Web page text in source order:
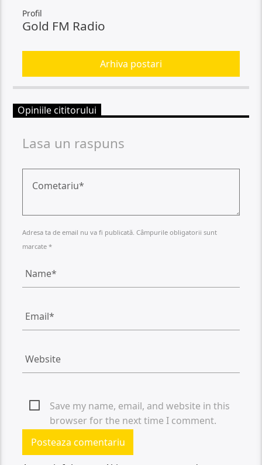
Profil
Gold FM Radio
Arhiva postari
Opiniile cititorului
Lasa un raspuns
Adresa ta de email nu va fi publicată. Câmpurile obligatorii sunt
marcate *
Save my name, email, and website in this
browser for the next time I comment.